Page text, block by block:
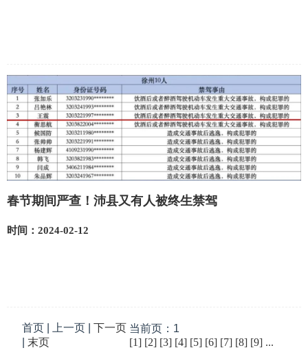
春节期间严查！沛县又有人被终生禁驾
时间：2024-02-12
首页 | 上一页 | 下一页
末页
当前页：1
[1] [2] [3] [4] [5] [6] [7] [8] [9] ...